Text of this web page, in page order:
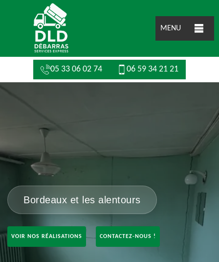
MENU
05 33 06 02 74 06 59 34 21 21
Bordeaux et les alentours
VOIR NOS RÉALISATIONS CONTACTEZ-NOUS !